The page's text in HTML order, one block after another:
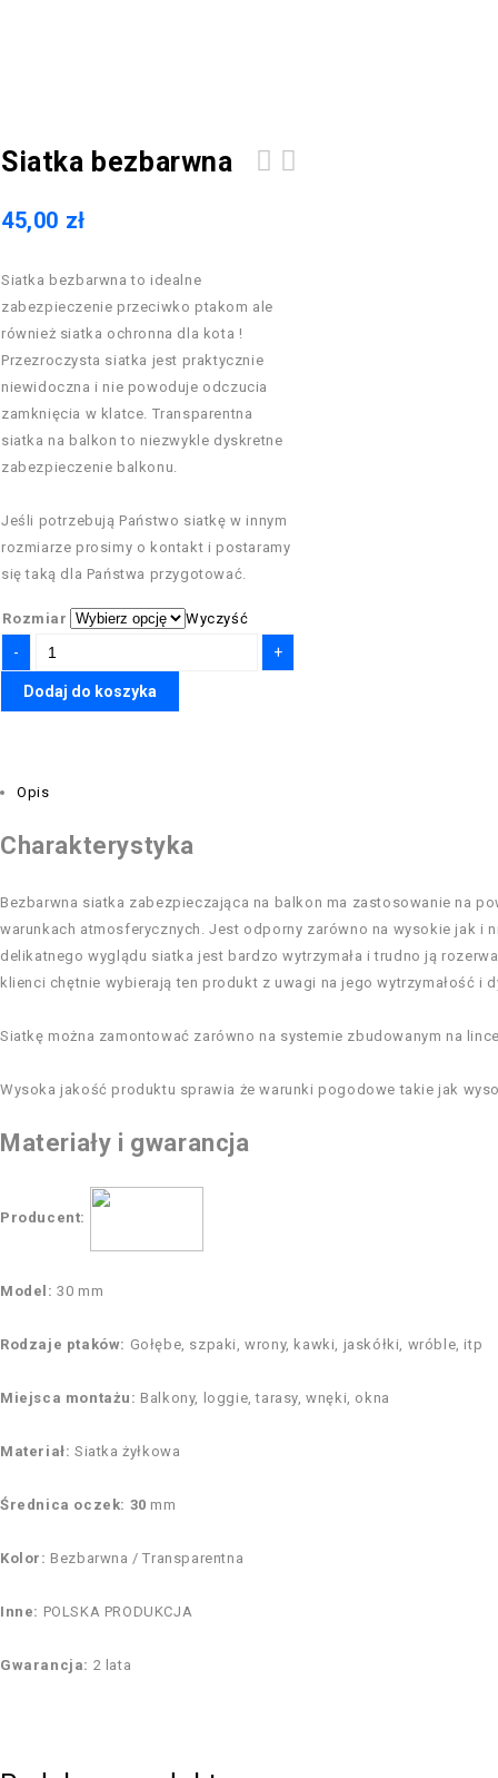
Siatka bezbarwna
45,00 zł
Siatka bezbarwna to idealne
zabezpieczenie przeciwko ptakom ale
również siatka ochronna dla kota !
Przezroczysta siatka jest praktycznie
niewidoczna i nie powoduje odczucia
zamknięcia w klatce. Transparentna
siatka na balkon to niezwykle dyskretne
zabezpieczenie balkonu.
Jeśli potrzebują Państwo siatkę w innym
rozmiarze prosimy o kontakt i postaramy
się taką dla Państwa przygotować.
Rozmiar Wyczyść
Dodaj do koszyka
Opis
Charakterystyka
Bezbarwna siatka zabezpieczająca na balkon ma zastosowanie na
warunkach atmosferycznych. Jest odporny zarówno na wysokie jak i
delikatnego wyglądu siatka jest bardzo wytrzymała i trudno ją
klienci chętnie wybierają ten produkt z uwagi na jego wytrzymałość i
Siatkę można zamontować zarówno na systemie zbudowanym na
Wysoka jakość produktu sprawia że warunki pogodowe takie jak
Materiały i gwarancja
Producent:
Model: 30 mm
Rodzaje ptaków: Gołębe, szpaki, wrony, kawki, jaskółki, wróble, itp
Miejsca montażu: Balkony, loggie, tarasy, wnęki, okna
Materiał: Siatka żyłkowa
Średnica oczek: 30 mm
Kolor: Bezbarwna / Transparentna
Inne: POLSKA PRODUKCJA
Gwarancja: 2 lata